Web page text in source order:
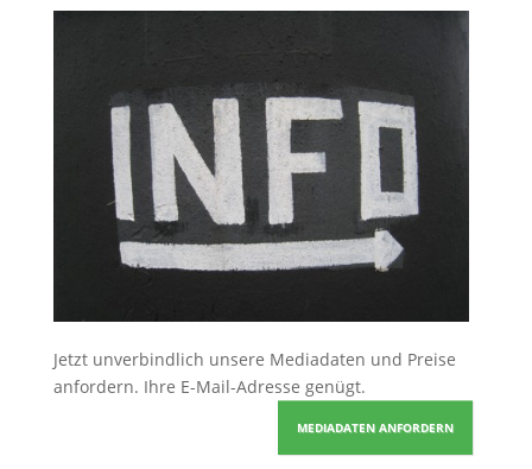
Jetzt unverbindlich unsere Mediadaten und Preise
anfordern. Ihre E-Mail-Adresse genügt.
MEDIADATEN ANFORDERN